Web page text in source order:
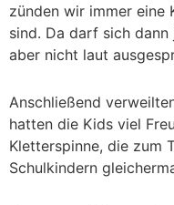
zünden wir immer eine
sind. Da darf sich
aber nicht laut
Anschließend
hatten die Kids viel
Kletterspinne, die zum
Schulkindern